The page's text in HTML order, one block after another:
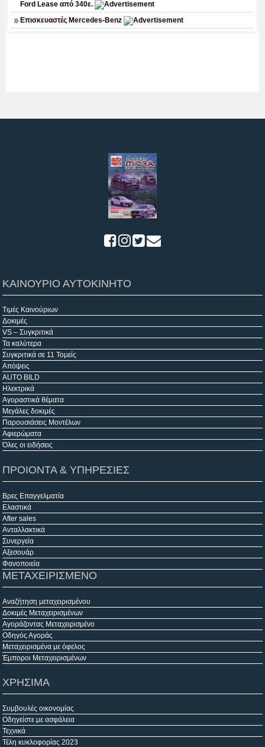
ΚΑΙΝΟΥΡΙΟ ΑΥΤΟΚΙΝΗΤΟ
Τιμές Καινούριων
Δοκιμές
VS – Συγκριτικά
Τα καλύτερα
Συγκριτικά σε 11 Τομείς
Απόψεις
AUTO BILD
Ηλεκτρικά
Αγοραστικά θέματα
Μεγάλες δοκιμές
Παρουσιάσεις Μοντέλων
Αφιερώματα
Όλες οι ειδήσεις
ΠΡΟΙΟΝΤΑ & ΥΠΗΡΕΣΙΕΣ
Βρες Επαγγελματία
Ελαστικά
After sales
Ανταλλακτικά
Συνεργεία
Αξεσουάρ
Φανοποιεία
ΜΕΤΑΧΕΙΡΙΣΜΕΝΟ
Αναζήτηση μεταχειρισμένου
Δοκιμές Μεταχειρισμένων
Αγοράζοντας Μεταχειρισμένο
Οδηγός Αγοράς
Μεταχειρισμένα με όφελος
Έμποροι Μεταχειρισμένων
ΧΡΗΣΙΜΑ
Συμβουλές οικονομίας
Οδηγείστε με ασφάλεια
Τεχνικά
Τέλη κυκλοφορίας 2023